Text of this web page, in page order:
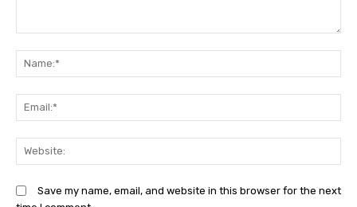
Save my name, email, and website in this browser for the next